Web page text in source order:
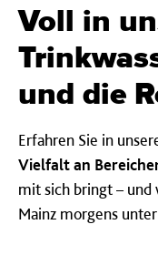
Voll in
und die
Erfahren Sie in
Vielfalt an
mit sich bringt – und
Mainz morgens